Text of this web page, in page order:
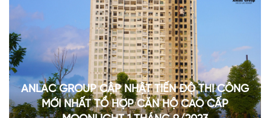
ANLAC GROUP CẬP NHẬT TIẾN ĐỘ THI CÔNG
MỚI NHẤT TỔ HỢP CĂN HỘ CAO CẤP